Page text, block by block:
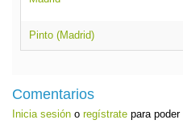
Pinto (Madrid)
Comentarios
Inicia sesión o regístrate para